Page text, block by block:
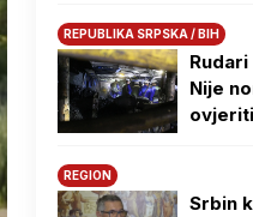
REPUBLIKA SRPSKA / BIH
Nije
REGION
Srbin